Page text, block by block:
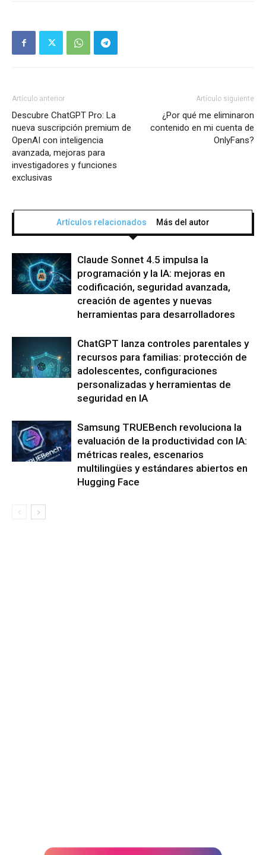
Artículo anterior
Descubre ChatGPT Pro: La
nueva suscripción premium de
OpenAI con inteligencia
avanzada, mejoras para
investigadores y funciones
exclusivas
Artículo siguiente
¿Por qué me eliminaron
contenido en mi cuenta de
OnlyFans?
Artículos relacionados Más del autor
Claude Sonnet 4.5 impulsa la
programación y la IA: mejoras en
codificación, seguridad avanzada,
creación de agentes y nuevas
herramientas para desarrolladores
ChatGPT lanza controles parentales y
recursos para familias: protección de
adolescentes, configuraciones
personalizadas y herramientas de
seguridad en IA
Samsung TRUEBench revoluciona la
evaluación de la productividad con IA:
métricas reales, escenarios
multilingües y estándares abiertos en
Hugging Face